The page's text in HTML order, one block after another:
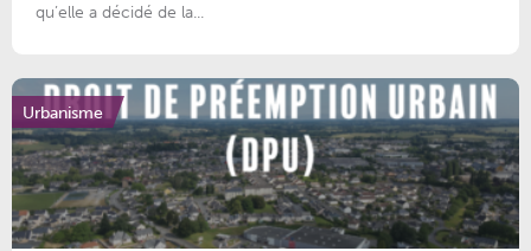
qu’elle a décidé de la...
Urbanisme